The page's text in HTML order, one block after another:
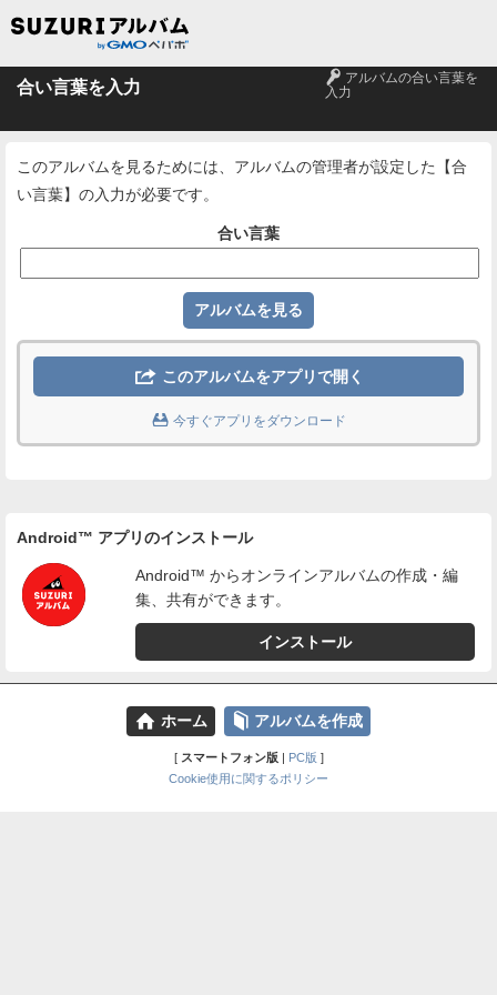
合い言葉を入力 🔑 アルバムの合い言葉を
入力
このアルバムを見るためには、アルバムの管理者が設定した【合
い言葉】の入力が必要です。
合い言葉
 このアルバムをアプリで開く
 今すぐアプリをダウンロード
Android™ アプリのインストール
Android™ からオンラインアルバムの作成・編
集、共有ができます。
インストール
⌂ ホーム 📕 アルバムを作成
[ スマートフォン版| PC版 ]
Cookie使用に関するポリシー